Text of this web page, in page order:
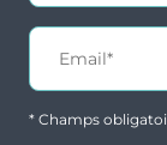
À
1h
l’autoroute
dans un
Typologie
* Champs